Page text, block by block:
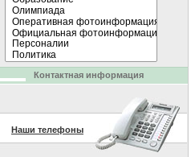
Контактная информация
Наши телефоны